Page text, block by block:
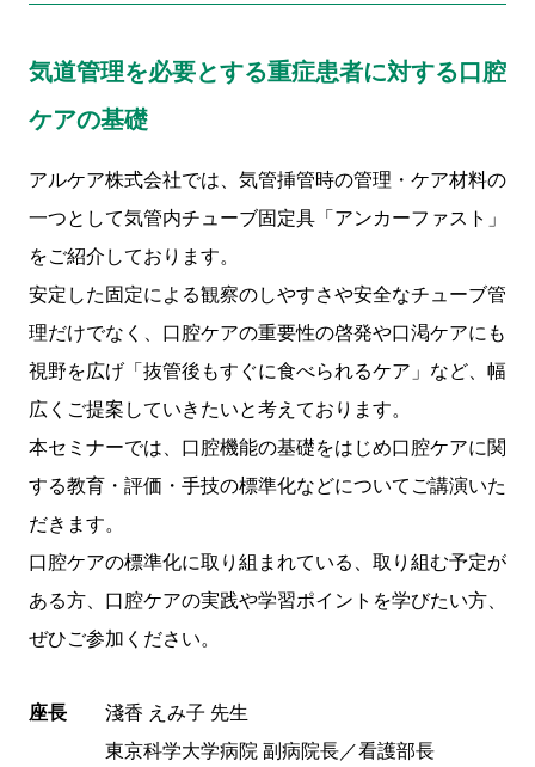
気道管理を必要とする重症患者に対する口腔
ケアの基礎
アルケア株式会社では、気管挿管時の管理・ケア材料の
一つとして気管内チューブ固定具「アンカーファスト」
をご紹介しております。
安定した固定による観察のしやすさや安全なチューブ管
理だけでなく、口腔ケアの重要性の啓発や口渇ケアにも
視野を広げ「抜管後もすぐに食べられるケア」など、幅
広くご提案していきたいと考えております。
本セミナーでは、口腔機能の基礎をはじめ口腔ケアに関
する教育・評価・手技の標準化などについてご講演いた
だきます。
口腔ケアの標準化に取り組まれている、取り組む予定が
ある方、口腔ケアの実践や学習ポイントを学びたい方、
ぜひご参加ください。
座長淺香 えみ子 先生
東京科学大学病院 副病院長／看護部長